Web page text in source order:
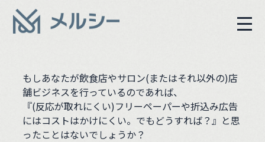
もしあなたが飲食店やサロン(またはそれ以外の)店
舗ビジネスを行っているのであれば、
『(反応が取れにくい)フリーペーパーや折込み広告
にはコストはかけにくい。でもどうすれば？』と思
ったことはないでしょうか？